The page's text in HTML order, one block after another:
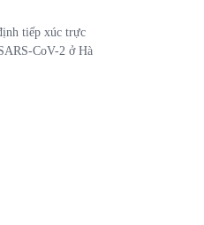
tiếp xúc trực
CoV-2 ở Hà